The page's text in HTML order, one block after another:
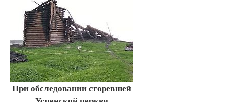
При обследовании сгоревшей